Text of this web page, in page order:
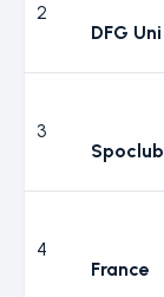
2
DFG Uni
3
Spoclub
4
France